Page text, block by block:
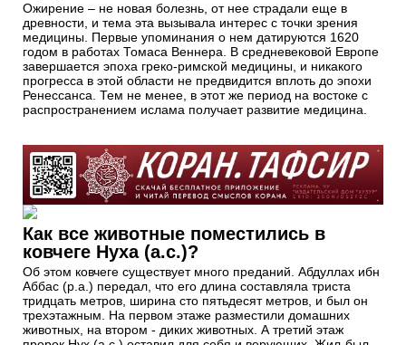
Ожирение – не новая болезнь, от нее страдали еще в
древности, и тема эта вызывала интерес с точки зрения
медицины. Первые упоминания о нем датируются 1620
годом в работах Томаса Веннера. В средневековой Европе
завершается эпоха греко-римской медицины, и никакого
прогресса в этой области не предвидится вплоть до эпохи
Ренессанса. Тем не менее, в этот же период на востоке с
распространением ислама получает развитие медицина.
Как все животные поместились в
ковчеге Нуха (а.с.)?
Об этом ковчеге существует много преданий. Абдуллах ибн
Аббас (р.а.) передал, что его длина составляла триста
тридцать метров, ширина сто пятьдесят метров, и был он
трехэтажным. На первом этаже разместили домашних
животных, на втором - диких животных. А третий этаж